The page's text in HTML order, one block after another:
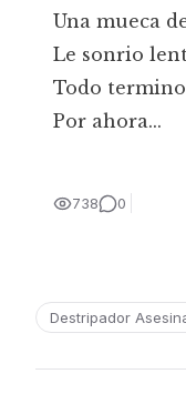
Una mueca
Le sonrio
Todo
Por ahora...
738 0
Destripador